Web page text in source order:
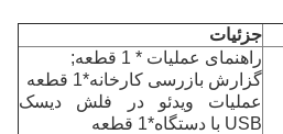
جزئیات
راهنمای عملیات * 1 قطعه;
گزارش بازرسی کارخانه*1 قطعه
عملیات ویدئو در فلش دیسک
USB با دستگاه*1 قطعه